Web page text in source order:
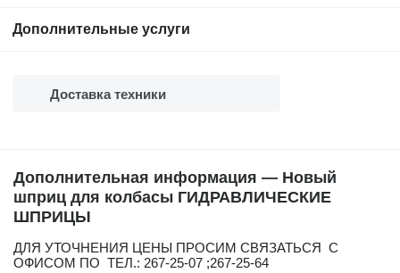
Дополнительные услуги
Доставка техники
Дополнительная информация — Новый
шприц для колбасы ГИДРАВЛИЧЕСКИЕ
ШПРИЦЫ
ДЛЯ УТОЧНЕНИЯ ЦЕНЫ ПРОСИМ СВЯЗАТЬСЯ С
ОФИСОМ ПО ТЕЛ.: 267-25-07 ;267-25-64